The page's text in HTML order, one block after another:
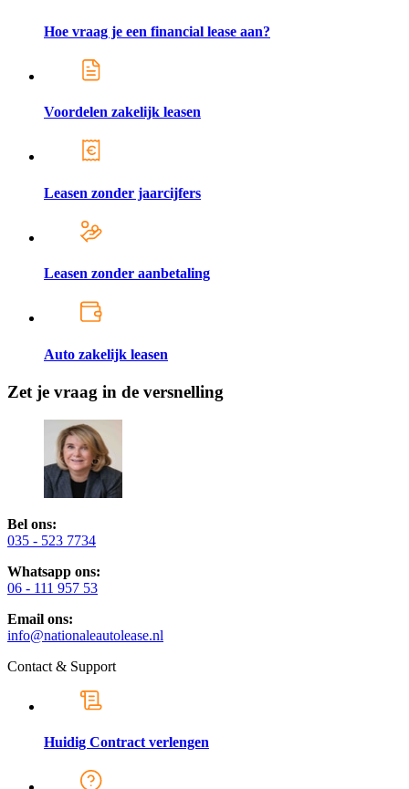
Hoe vraag je een financial lease aan?
Voordelen zakelijk leasen
Leasen zonder jaarcijfers
Leasen zonder aanbetaling
Auto zakelijk leasen
Zet je vraag in de versnelling
Bel ons:
035 - 523 7734
Whatsapp ons:
06 - 111 957 53
Email ons:
info@nationaleautolease.nl
Contact & Support
Huidig Contract verlengen